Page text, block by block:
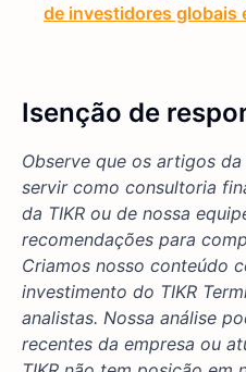
de investidores globais
Isenção de
Observe que os artigos da
servir como consultoria
da TIKR ou de nossa
recomendações para
Criamos nosso conteúdo
investimento do TIKR
analistas. Nossa análise
recentes da empresa ou